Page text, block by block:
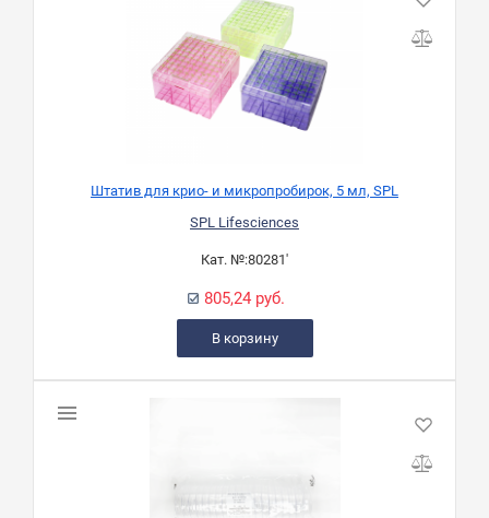
Штатив для крио- и микропробирок, 5 мл, SPL
SPL Lifesciences
Кат. №:80281'
805,24 руб.
В корзину